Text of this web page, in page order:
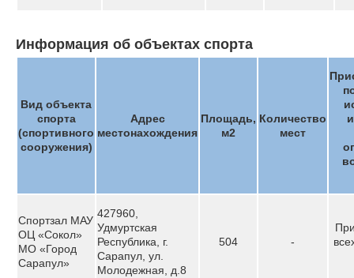
Информация об объектах спорта
Вид объекта
спорта
(спортивного
сооружения)
Адрес
местонахождения
Площадь,
м2
Количество
мест
Спортзал МАУ
ОЦ «Сокол»
МО «Город
Сарапул»
427960,
Удмуртская
Республика, г.
Сарапул, ул.
Молодежная, д.8
504 -